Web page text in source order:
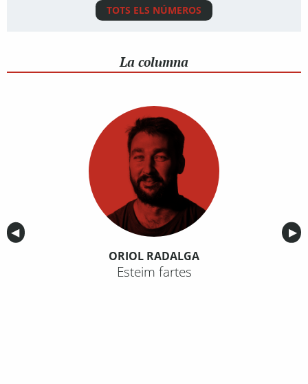
TOTS ELS NÚMEROS
La columna
Anterior
◀︎ ▶︎
ORIOL RADALGA
Esteim fartes